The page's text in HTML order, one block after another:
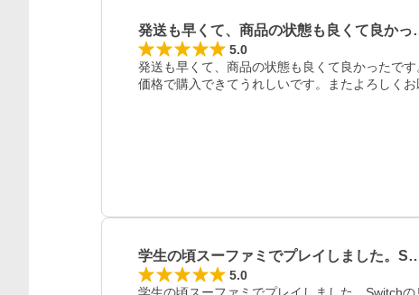
発送も早くて、商品の状態も良くて良か
5.0
発送も早くて、商品の状態も良くて良かったで
価格で購入できてうれしいです。またよろしくお
学生の頃スーファミでプレイしました。
5.0